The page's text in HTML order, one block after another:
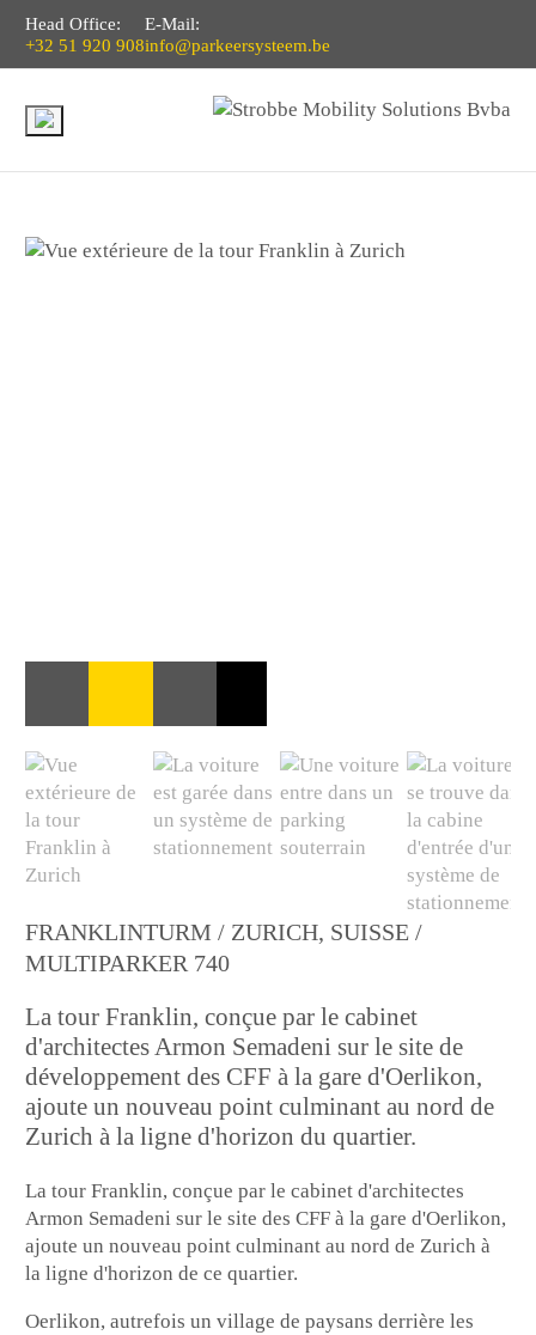
Head Office:
+32 51 920 908
E-Mail:
info@parkeersysteem.be
FRANKLINTURM / ZURICH, SUISSE /
MULTIPARKER 740
La tour Franklin, conçue par le cabinet
d'architectes Armon Semadeni sur le site de
développement des CFF à la gare d'Oerlikon,
ajoute un nouveau point culminant au nord de
Zurich à la ligne d'horizon du quartier.
La tour Franklin, conçue par le cabinet d'architectes
Armon Semadeni sur le site des CFF à la gare d'Oerlikon,
ajoute un nouveau point culminant au nord de Zurich à
la ligne d'horizon de ce quartier.
Oerlikon, autrefois un village de paysans derrière les